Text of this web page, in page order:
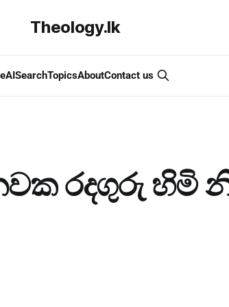
Theology.lk
AISearchTopicsAboutContact us
රදගුරු හිමි